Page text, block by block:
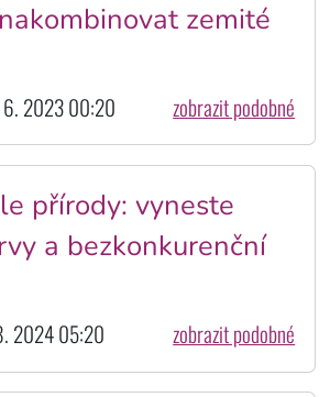
zemité
6. 2023 00:20 zobrazit podobné
přírody: vyneste
a bezkonkurenční
2024 05:20 zobrazit podobné